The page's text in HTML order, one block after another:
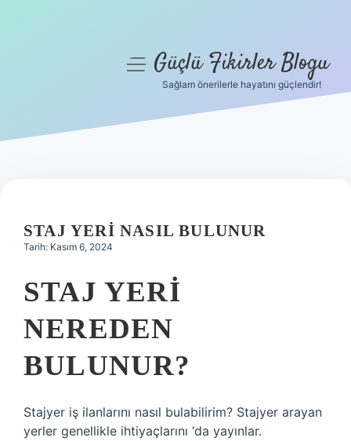
Hakkımızda
menüyüGüçlü Fikirler Blogu
Sağlam önerilerle hayatını güçlendir!
STAJ YERI NASIL BULUNUR
Tarih: Kasım 6, 2024
STAJ YERI
NEREDEN
BULUNUR?
Stajyer iş ilanlarını nasıl bulabilirim? Stajyer arayan
yerler genellikle ihtiyaçlarını ‘da yayınlar.